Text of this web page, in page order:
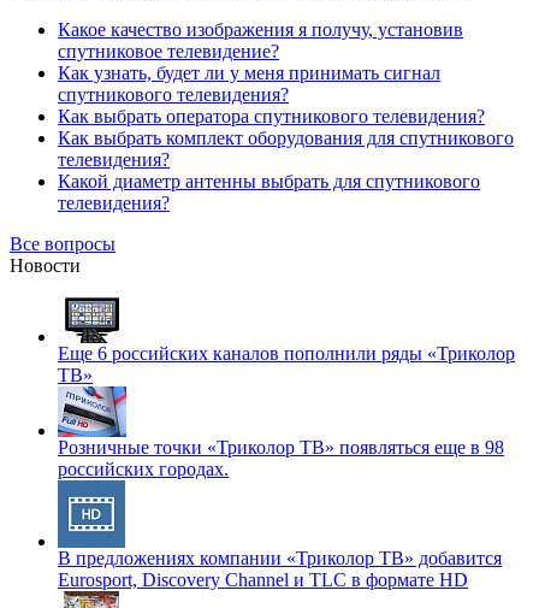
Какое качество изображения я получу, установив
спутниковое телевидение?
Как узнать, будет ли у меня принимать сигнал
спутникового телевидения?
Как выбрать оператора спутникового телевидения?
Как выбрать комплект оборудования для спутникового
телевидения?
Какой диаметр антенны выбрать для спутникового
телевидения?
Все вопросы
Новости
Еще 6 российских каналов пополнили ряды «Триколор
ТВ»
Розничные точки «Триколор ТВ» появляться еще в 98
российских городах.
В предложениях компании «Триколор ТВ» добавится
Eurosport, Discovery Channel и TLC в формате HD